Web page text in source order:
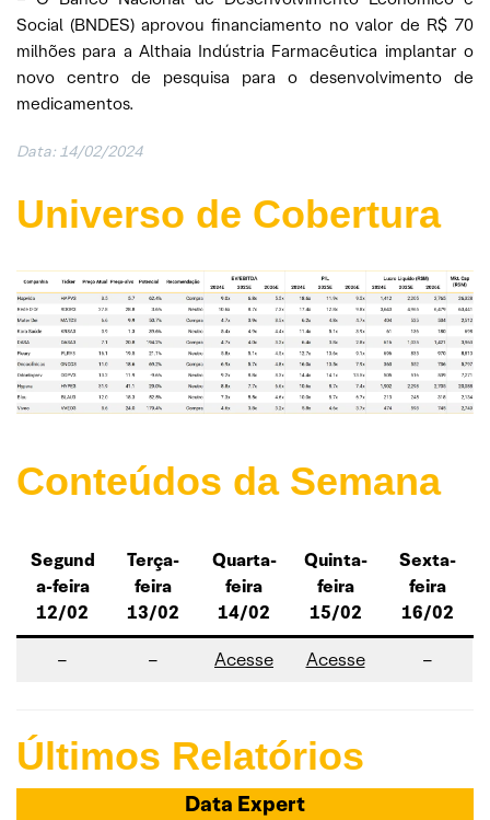
Social (BNDES) aprovou financiamento no valor de R$ 70
milhões para a Althaia Indústria Farmacêutica implantar o
novo centro de pesquisa para o desenvolvimento de
medicamentos.
Data: 14/02/2024
Universo de Cobertura
Conteúdos da Semana
Segund
a-feira
12/02
Terça-
feira
13/02
Quarta-
feira
14/02
Quinta-
feira
15/02
Sexta-
feira
16/02
– – Acesse Acesse –
Últimos Relatórios
Data Expert